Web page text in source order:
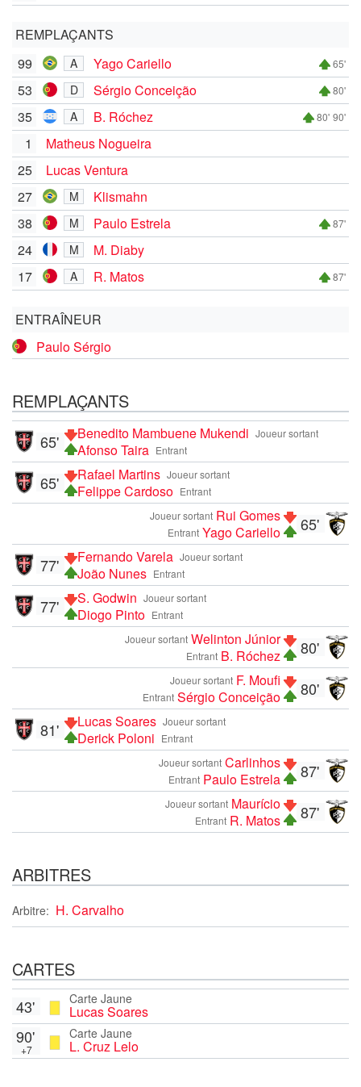
REMPLAÇANTS
99
A Yago Cariello 65'
53 D Sérgio Conceição 80'
35 A B. Róchez 80' 90'
1
Matheus Nogueira
25
Lucas Ventura
27
M
Klismahn
38
M Paulo Estrela 87'
24 M
M. Diaby
17
A R. Matos 87'
ENTRAÎNEUR
Paulo Sérgio
REMPLAÇANTS
Joueur sortant
Benedito Mambuene Mukendi
Entrant
Afonso Taira
65'
Joueur sortant
Rafael Martins
Entrant
Felippe Cardoso
65'
65'
Joueur sortant Rui Gomes
Entrant Yago Cariello
Joueur sortant
Fernando Varela
Entrant
João Nunes
77'
Joueur sortant
S. Godwin
Entrant
Diogo Pinto
77'
80'
Joueur sortant Welinton Júnior
Entrant B. Róchez
80'
Joueur sortant F. Moufi
Entrant Sérgio Conceição
Joueur sortant
Lucas Soares
Entrant
Derick Poloni
81'
87'
Joueur sortant Carlinhos
Entrant Paulo Estrela
87'
Joueur sortant Maurício
Entrant R. Matos
ARBITRES
Arbitre: H. Carvalho
CARTES
Carte Jaune
Lucas Soares
43'
Carte Jaune
L. Cruz Lelo
90'
+7